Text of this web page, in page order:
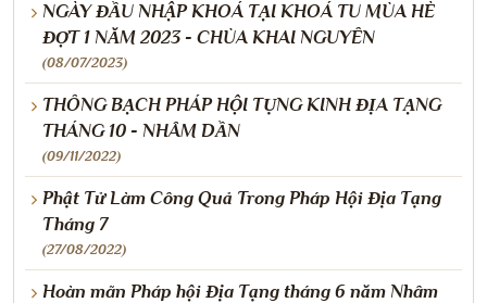
NGÀY ĐẦU NHẬP KHOÁ TẠI KHOÁ TU MÙA HÈ
ĐỢT 1 NĂM 2023 - CHÙA KHAI NGUYÊN
(08/07/2023)
THÔNG BẠCH PHÁP HỘI TỤNG KINH ĐỊA TẠNG
THÁNG 10 - NHÂM DẦN
(09/11/2022)
Phật Tử Làm Công Quả Trong Pháp Hội Địa Tạng
Tháng 7
(27/08/2022)
Hoàn mãn Pháp hội Địa Tạng tháng 6 năm Nhâm